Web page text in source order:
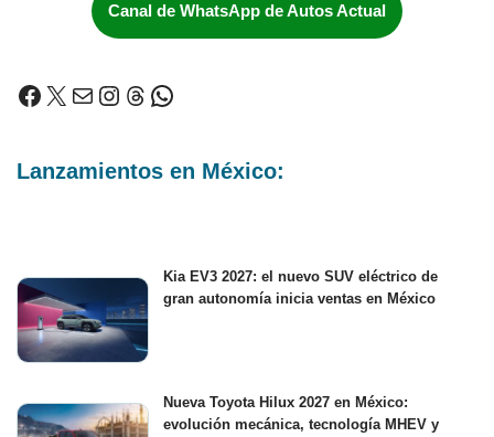
Canal de WhatsApp de Autos Actual
Lanzamientos en México:
Kia EV3 2027: el nuevo SUV eléctrico de
gran autonomía inicia ventas en México
Nueva Toyota Hilux 2027 en México:
evolución mecánica, tecnología MHEV y